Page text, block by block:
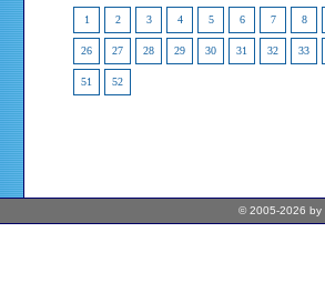
1 2 3 4 5 6 7 8
26 27 28 29 30 31 32 33
51 52
© 2005-2026 by